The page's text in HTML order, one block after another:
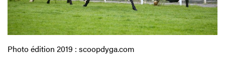
Photo édition 2019 : scoopdyga.com